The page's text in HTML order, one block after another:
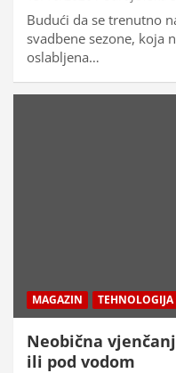
Budući da se trenutno
svadbene sezone, koja
oslabljena…
MAGAZIN TEHNOLOGIJA
Neobična
ili pod vodom